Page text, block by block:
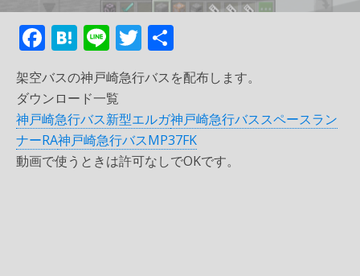
F
ac
e
b
o
o
H
at
e
n
a
Li
n
e
T
w
itt
er
有
架空バスの神戸崎急行バスを配布します。
ダウンロード一覧
神戸崎急行バス新型エルガ神戸崎急行バススペースラン
ナーRA神戸崎急行バスMP37FK
動画で使うときは許可なしでOKです。